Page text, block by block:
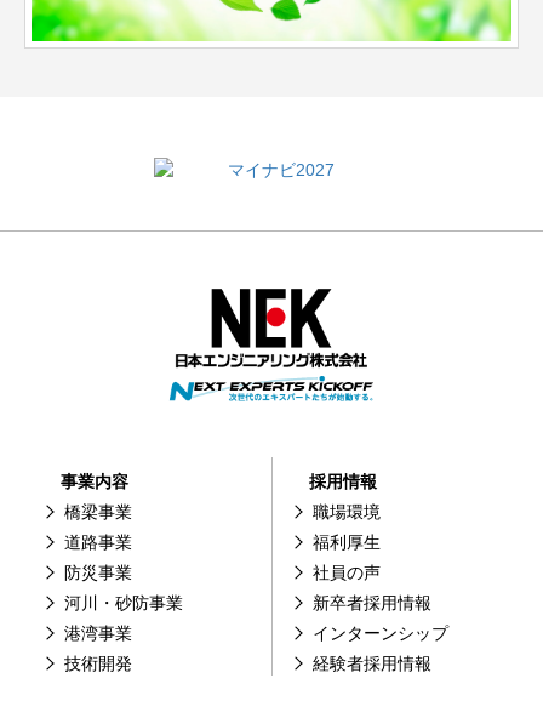
事業内容
橋梁事業
道路事業
防災事業
河川・砂防事業
港湾事業
技術開発
採用情報
職場環境
福利厚生
社員の声
新卒者採用情報
インターンシップ
経験者採用情報